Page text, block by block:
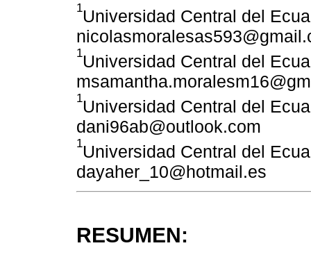
1Universidad Central del
1Universidad Central del
1Universidad Central del
dani96ab@outlook.com
1Universidad Central del
dayaher_10@hotmail.es
RESUMEN: